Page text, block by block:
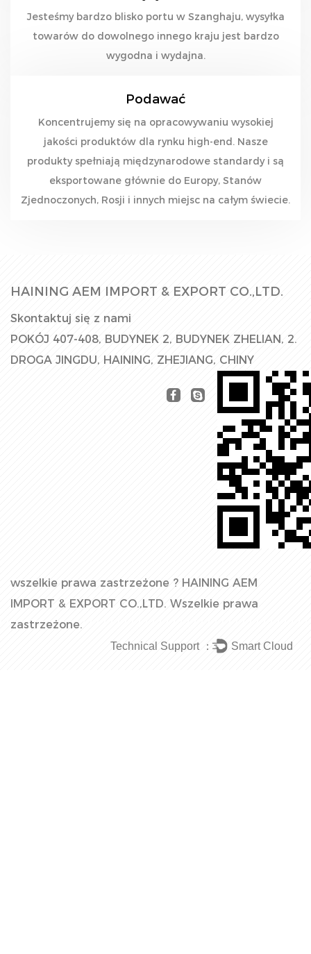
Jesteśmy bardzo blisko portu w Szanghaju, wysyłka
towarów do dowolnego innego kraju jest bardzo
wygodna i wydajna.
Podawać
Koncentrujemy się na opracowywaniu wysokiej
jakości produktów dla rynku high-end. Nasze
produkty spełniają międzynarodowe standardy i są
eksportowane głównie do Europy, Stanów
Zjednoczonych, Rosji i innych miejsc na całym świecie.
HAINING AEM IMPORT & EXPORT CO.,LTD.
Skontaktuj się z nami
POKÓJ 407-408, BUDYNEK 2, BUDYNEK ZHELIAN, 2.
DROGA JINGDU, HAINING, ZHEJIANG, CHINY
wszelkie prawa zastrzeżone ? HAINING AEM
IMPORT & EXPORT CO.,LTD. Wszelkie prawa
zastrzeżone.
Technical Support ： Smart Cloud